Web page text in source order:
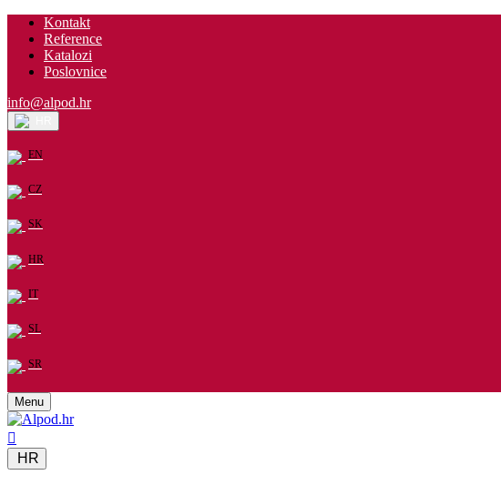
Kontakt
Reference
Katalozi
Poslovnice
info@alpod.hr
EN
CZ
SK
HR
IT
SL
SR
Menu
HR